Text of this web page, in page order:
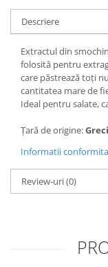
Descriere
Extractul din
folosită pentru
care păstrează toți
cantitatea mare de
Ideal pentru salate,
Țară de origine:
Informatii
Review-uri(0)